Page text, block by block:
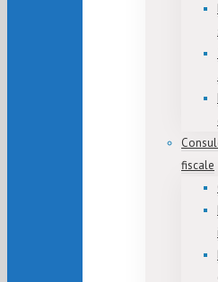
fiscale